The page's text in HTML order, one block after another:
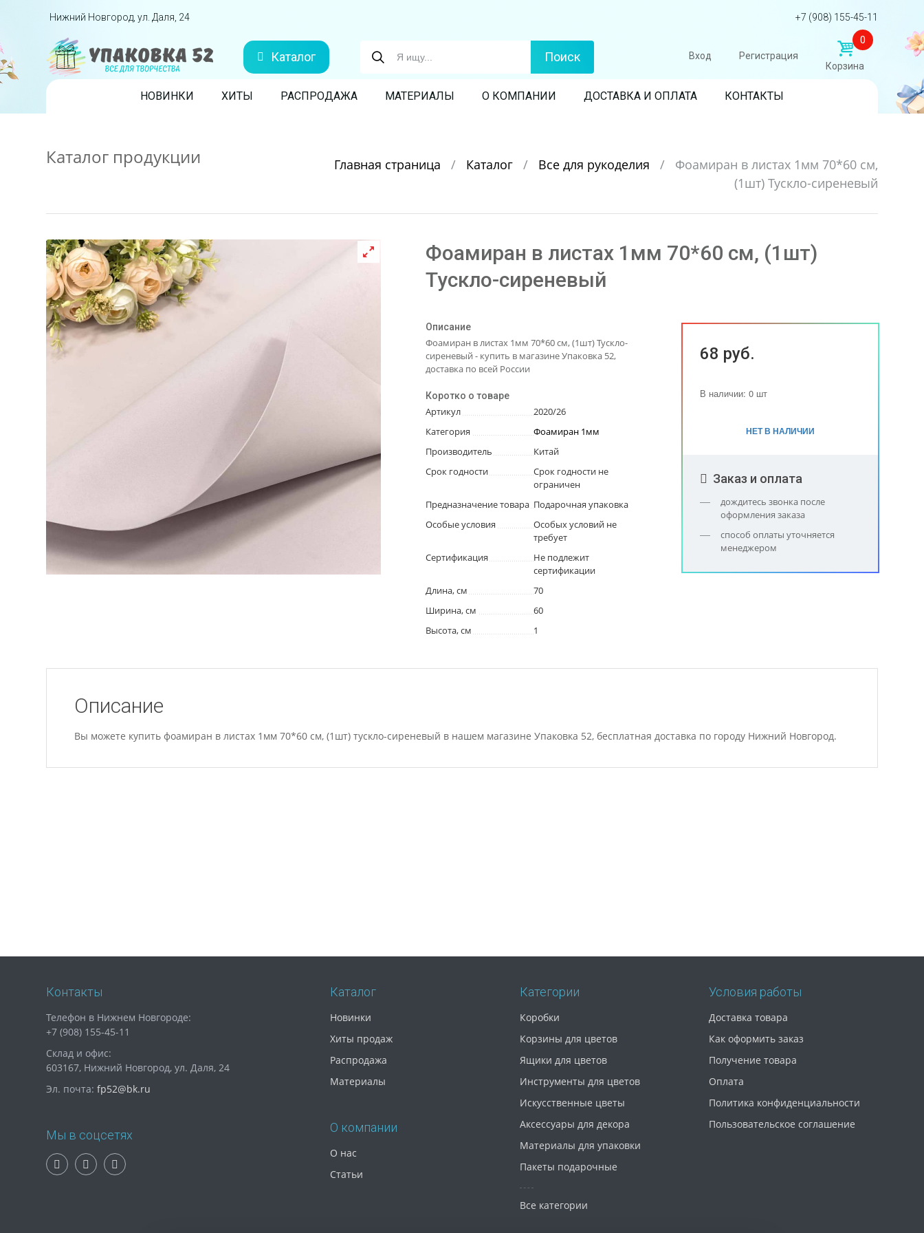
Перейти вниз
Нижний Новгород, ул. Даля, 24 +7 (908) 155-45-11
Каталог Поиск Вход Регистрация
0
Корзина
Skip to content
НОВИНКИ ХИТЫ РАСПРОДАЖА МАТЕРИАЛЫ О КОМПАНИИ ДОСТАВКА И ОПЛАТА КОНТАКТЫ
Каталог продукции Главная страница / Каталог / Все для рукоделия /
Фоамиран в листах 1мм 70*60 см,
(1шт) Тускло-сиреневый
Фоамиран в листах 1мм 70*60 см, (1шт)
Тускло-сиреневый
Описание
Фоамиран в листах 1мм 70*60 см, (1шт) Тускло-
сиреневый - купить в магазине Упаковка 52,
доставка по всей России
Коротко о товаре
Артикул
2020/26
Категория
Фоамиран 1мм
Производитель
Китай
Срок годности
Срок годности не
ограничен
Предназначение товара Подарочная упаковка
Особые условия
Особых условий не
требует
Сертификация
Не подлежит
сертификации
Длина, см
70
Ширина, см
60
Высота, см
1
68 руб.
В наличии: 0 шт
НЕТ В НАЛИЧИИ
Заказ и оплата
дождитесь звонка после
оформления заказа
способ оплаты уточняется
менеджером
Описание
Вы можете купить фоамиран в листах 1мм 70*60 см, (1шт) тускло-сиреневый в нашем магазине Упаковка 52, бесплатная доставка по городу Нижний Новгород.
Контакты
Телефон в Нижнем Новгороде:
+7 (908) 155-45-11
Склад и офис:
603167, Нижний Новгород, ул. Даля, 24
Эл. почта: fp52@bk.ru
Мы в соцсетях
Каталог
Новинки
Хиты продаж
Распродажа
Материалы
О компании
О нас
Статьи
Категории
Коробки
Корзины для цветов
Ящики для цветов
Инструменты для цветов
Искусственные цветы
Аксессуары для декора
Материалы для упаковки
Пакеты подарочные
Все категории
Условия работы
Доставка товара
Как оформить заказ
Получение товара
Оплата
Политика конфиденциальности
Пользовательское соглашение